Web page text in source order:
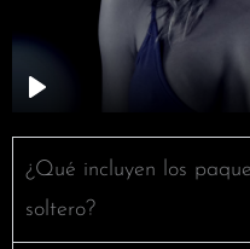
¿Qué incluyen los
soltero?